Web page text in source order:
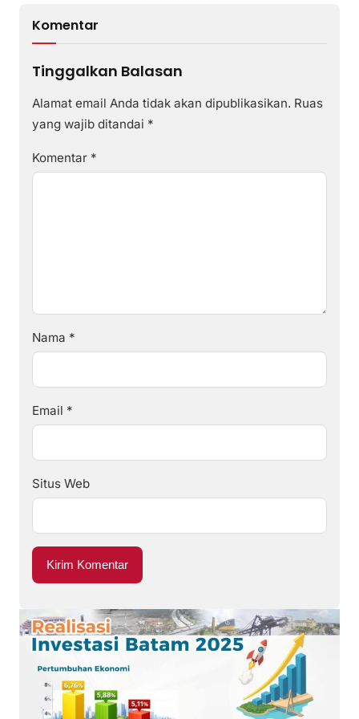
Komentar
Tinggalkan Balasan
Alamat email Anda tidak akan dipublikasikan. Ruas
yang wajib ditandai *
Komentar *
Nama *
Email *
Situs Web